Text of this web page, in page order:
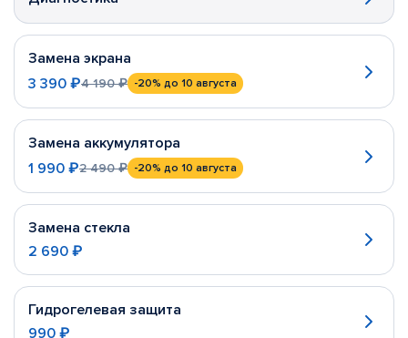
Замена экрана
3 390 ₽4 190 ₽ -20% до 10 августа
Замена аккумулятора
1 990 ₽2 490 ₽ -20% до 10 августа
Замена стекла
2 690 ₽
Гидрогелевая защита
990 ₽